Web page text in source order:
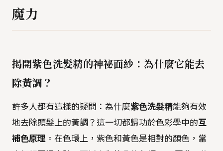
魔力
揭開紫色洗髮精的神祕面紗：為什麼它能去
除黃調？
許多人都有這樣的疑問：為什麼紫色洗髮精能夠有效
地去除頭髮上的黃調？這一切都歸功於色彩學中的互
補色原理 。在色環上，紫色和黃色是相對的顏色，當